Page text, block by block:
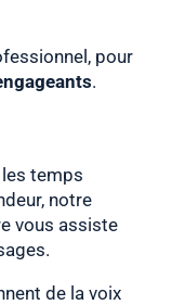
pour
.
temps
notre
vous assiste
de la voix